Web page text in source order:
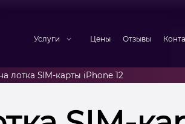
Услуги Цены Отзывы
лотка SIM-карты iPhone 12